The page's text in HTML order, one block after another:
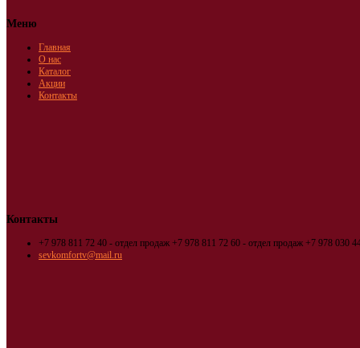
Меню
Главная
О нас
Каталог
Акции
Контакты
Контакты
+7 978 811 72 40 - отдел продаж +7 978 811 72 60 - отдел продаж +7 978 030
sevkomfortv@mail.ru